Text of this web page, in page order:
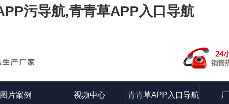
污导航,青青草APP入口导航
图片案例 视频中心 青青草APP入口导航